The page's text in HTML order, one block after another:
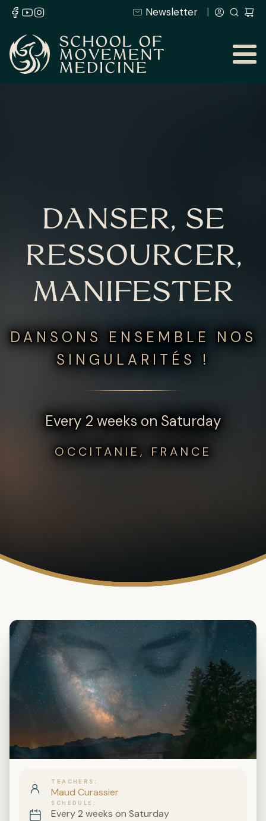
Newsletter
DANSER, SE
RESSOURCER,
MANIFESTER
DANSONS ENSEMBLE NOS
SINGULARITÉS !
Every 2 weeks on Saturday
OCCITANIE, FRANCE
TEACHERS
Maud Curassier
SCHEDULE
Every 2 weeks on Saturday